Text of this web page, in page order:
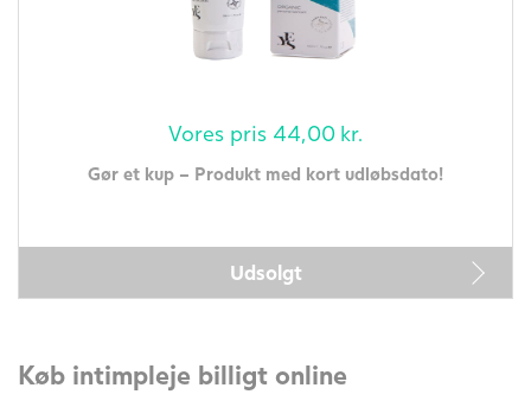
Vores pris 44,00 kr.
Gør et kup – Produkt med kort udløbsdato!
Udsolgt
Køb intimpleje billigt online